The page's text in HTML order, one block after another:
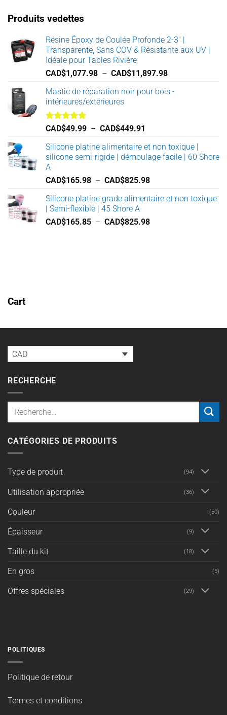
Produits vedettes
Résine Époxy de Coulée Profonde 2-3" |
Transparente, Sans COV & Résistante aux UV |
Idéale pour Tables Rivière
CAD$1,077.98 – CAD$11,897.98Plage
prix :
Mastic de réparation noir pour bois -
intérieures/extérieures
Note5.00
CAD$49.99 – CAD$449.91
prix :
CAD$49.99
CAD$449.91
Silicone platine alimentaire et non toxique |
silicone semi-rigide | démoulage facile | 60 Shore
A
CAD$165.98 – CAD$825.98Plage
prix :
à
Silicone platine grade alimentaire et non toxique
| Semi-flexible | 45 Shore A
CAD$165.85 – CAD$825.98Plage
Cart
RECHERCHE
Recherche
pour :
CATÉGORIES DE PRODUITS
Taille du kit
En gros
Offres spéciales